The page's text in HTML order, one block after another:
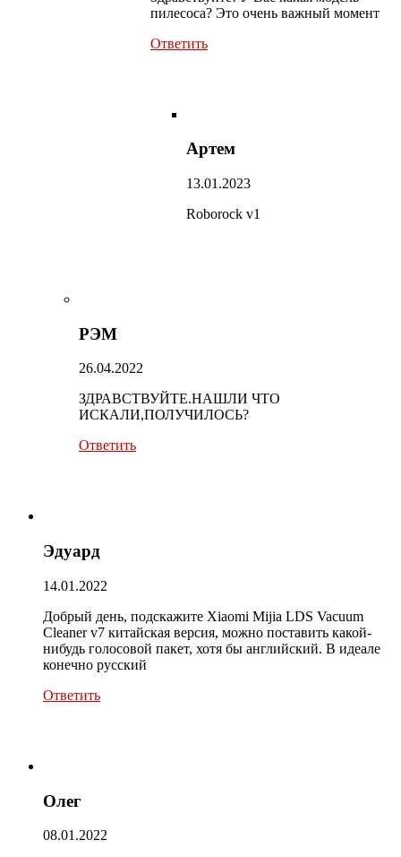
пилесоса? Это очень важный момент
Ответить
Артем
13.01.2023
Roborock v1
РЭМ
26.04.2022
ЗДРАВСТВУЙТЕ.НАШЛИ ЧТО
ИСКАЛИ,ПОЛУЧИЛОСЬ?
Ответить
Эдуард
14.01.2022
Добрый день, подскажите Xiaomi Mijia LDS Vacuum
Cleaner v7 китайская версия, можно поставить какой-
нибудь голосовой пакет, хотя бы английский. В идеале
конечно русский
Ответить
Олег
08.01.2022